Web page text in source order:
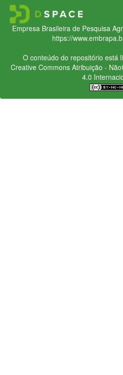
Empresa Brasileira de Pesquisa
https://
O conteúdo do repositório está
Creative CommonsAtribuição -
4.0